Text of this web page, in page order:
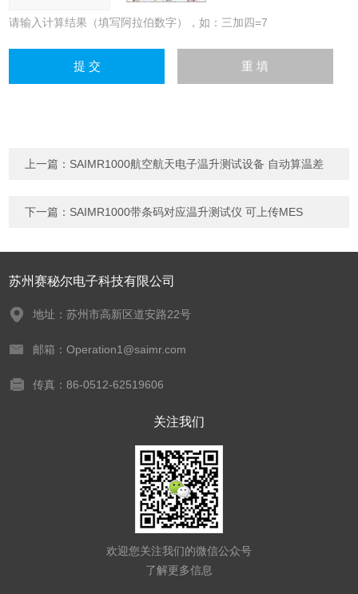
请输入计算结果（填写阿拉伯数字），如：三加四=7
上一篇： SAIMR1000航空航天电子温升测试设备 自动算温差
下一篇： SAIMR1000带条码对应温升测试仪 可上传MES
苏州赛秘尔电子科技有限公司
地址：苏州市高新区道安路22号
邮箱：Operation1@saimr.com
传真：86-0512-62519606
关注我们
欢迎您关注我们的微信公众号
了解更多信息